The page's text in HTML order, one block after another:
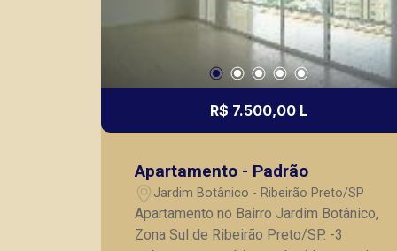
atender seus clientes com agilidade e
segurança, em locação, vendas de
imóveis prontos, usados ou mesmo
nos principais lançamentos da cidade
de Ribeirão Preto.
R$ 7.500,00 L
Apartamento - Padrão
Jardim Botânico - Ribeirão Preto/SP
Apartamento no Bairro Jardim Botânico,
Zona Sul de Ribeirão Preto/SP. -3